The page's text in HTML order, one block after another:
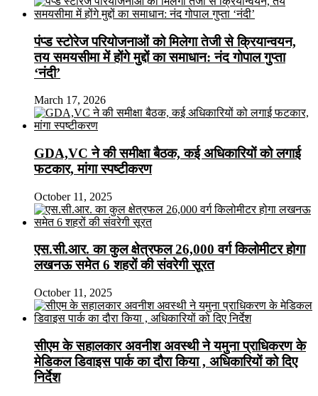
पंप्ड स्टोरेज परियोजनाओं को मिलेगा तेजी से क्रियान्वयन,
तय समयसीमा में होंगे मुद्दों का समाधान: नंद गोपाल गुप्ता
‘नंदी’
March 17, 2026
GDA,VC ने की समीक्षा बैठक, कई अधिकारियों को लगाई
फटकार, मांगा स्पष्टीकरण
October 11, 2025
एस.सी.आर. का कुल क्षेत्रफल 26,000 वर्ग किलोमीटर होगा
लखनऊ समेत 6 शहरों की संवरेगी सूरत
October 11, 2025
सीएम के सहालकार अवनीश अवस्थी ने यमुना प्राधिकरण के
मेडिकल डिवाइस पार्क का दौरा किया , अधिकारियों को दिए
निर्देश